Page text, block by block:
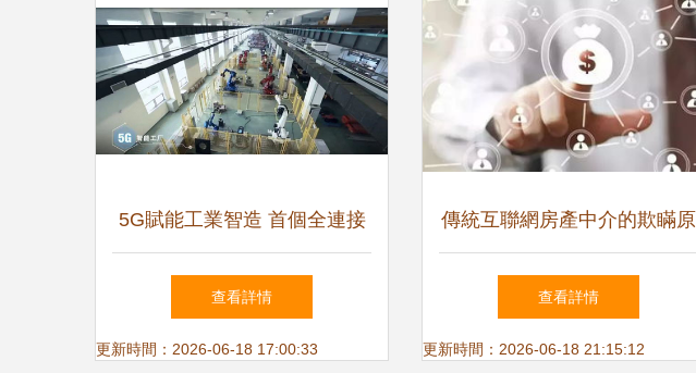
5G賦能工業智造 首個全連接
智慧工廠引領產業變革
查看詳情
更新時間：2026-06-18 17:00:33
傳統互聯網房產中介的欺瞞原
罪與網絡技術服務的破解之道
查看詳情
更新時間：2026-06-18 21:15:12